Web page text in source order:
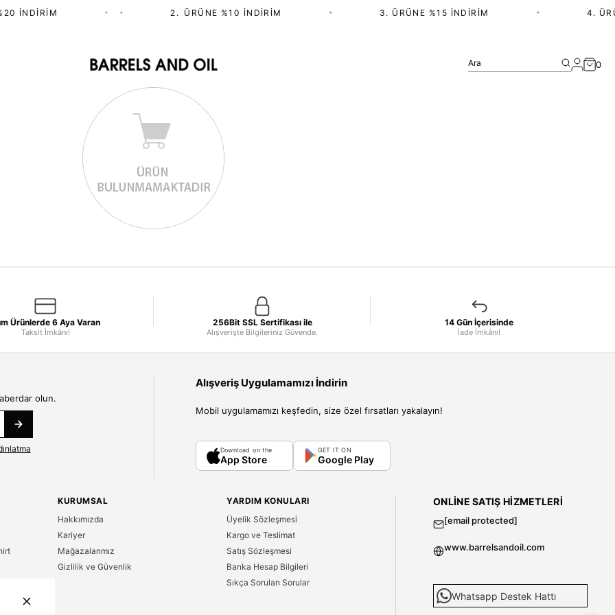
İNDIRIM 2.⁠ ⁠ÜRÜNE %10 İNDIRIM 3. ÜRÜNE %15 İNDIRIM 4.
Ara 0
Ürünlerde 6 Aya Varan
Taksit İmkânı!
256Bit SSL Sertifikası ile
Alışverişte Bilgileriniz Güvende.
14 Gün İçerisinde
İade İmkânı!
olun.
Alışveriş Uygulamamızı İndirin
Mobil uygulamamızı keşfedin, size özel fırsatları yakalayın!
Download on the
App Store
GET IT ON
Google Play
KURUMSAL
Hakkımızda
Kariyer
Mağazalarımız
Gizlilik ve Güvenlik
YARDIM KONULARI
Üyelik Sözleşmesi
Kargo ve Teslimat
Satış Sözleşmesi
Banka Hesap Bilgileri
Sıkça Sorulan Sorular
ONLINE SATIŞ HIZMETLERI
[email protected]
www.barrelsandoil.com
Whatsapp Destek Hattı